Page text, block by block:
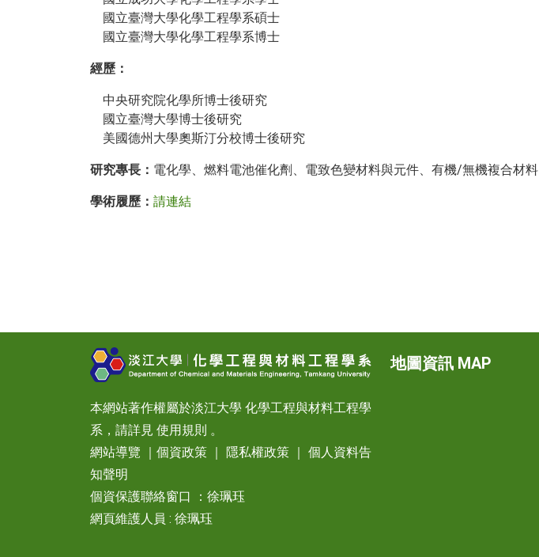
國立臺灣大學化學工程學系碩士
國立臺灣大學化學工程學系博士
經歷：
中央研究院化學所博士後研究
國立臺灣大學博士後研究
美國德州大學奧斯汀分校博士後研究
研究專長： 電化學、燃料電池催化劑、電致色變材料與元件、有機/無機複合材料
學術履歷： 請連結
本網站著作權屬於淡江大學 化學工程與材料工程學
系，請詳見 使用規則 。
網站導覽
個資政策 隱私權政策
個人資料告
知聲明
個資保護聯絡窗口 ：徐珮珏
網頁維護人員 : 徐珮珏
地圖資訊 MAP